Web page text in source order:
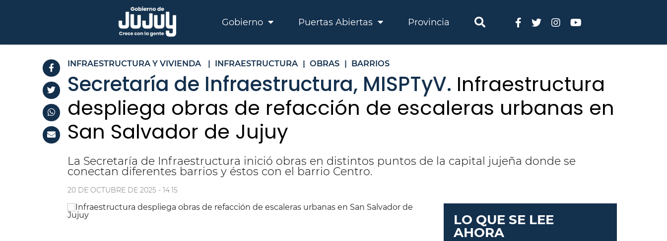
Gobierno Puertas Abiertas Provincia
INFRAESTRUCTURA Y VIVIENDA | INFRAESTRUCTURA | OBRAS | BARRIOS
Secretaría de Infraestructura, MISPTyV. Infraestructura
despliega obras de refacción de escaleras urbanas en
San Salvador de Jujuy
La Secretaría de Infraestructura inició obras en distintos puntos de la capital jujeña donde se
conectan diferentes barrios y éstos con el barrio Centro.
20 DE OCTUBRE DE 2025 - 14:15
LO QUE SE LEE
AHORA